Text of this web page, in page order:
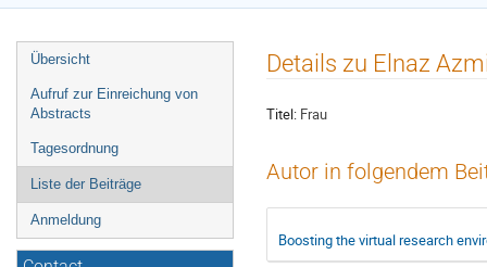
Veranstaltungsmenü
Übersicht
Aufruf zur Einreichung von
Abstracts
Tagesordnung
Liste der Beiträge
Anmeldung
Details zu Elnaz
Titel: Frau
Autor in folgendem
Boosting the virtual research